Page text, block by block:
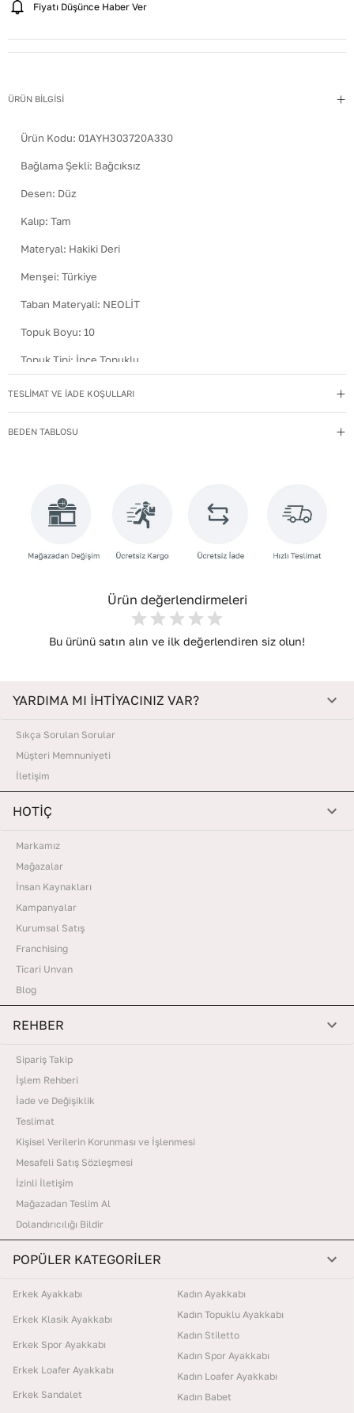
Fiyatı Düşünce Haber Ver
ÜRÜN BİLGİSİ
Ürün Kodu: 01AYH303720A330
Bağlama Şekli: Bağcıksız
Desen: Düz
Kalıp: Tam
Materyal: Hakiki Deri
Menşei: Türkiye
Taban Materyali: NEOLİT
Topuk Boyu: 10
Topuk Tipi: İnce Topuklu
Kullanım Talimatı: Direkt güneş ışığından ve ısı kaynaklarından
Yıkama Talimatı
İç Taban Materyali Deri
TESLİMAT VE İADE KOŞULLARI
BEDEN TABLOSU
Ürün değerlendirmeleri
Bu ürünü satın alın ve ilk değerlendiren siz olun!
YARDIMA MI İHTİYACINIZ VAR?
Sıkça Sorulan Sorular
Müşteri Memnuniyeti
İletişim
HOTİÇ
Markamız
Mağazalar
İnsan Kaynakları
Kampanyalar
Kurumsal Satış
Franchising
Ticari Unvan
Blog
REHBER
Sipariş Takip
İşlem Rehberi
İade ve Değişiklik
Teslimat
Kişisel Verilerin Korunması ve İşlenmesi
Mesafeli Satış Sözleşmesi
İzinli İletişim
Mağazadan Teslim Al
Dolandırıcılığı Bildir
POPÜLER KATEGORİLER
Erkek Ayakkabı
Erkek Klasik Ayakkabı
Erkek Spor Ayakkabı
Erkek Loafer Ayakkabı
Erkek Sandalet
Kadın Ayakkabı
Kadın Topuklu Ayakkabı
Kadın Stiletto
Kadın Spor Ayakkabı
Kadın Loafer Ayakkabı
Kadın Babet